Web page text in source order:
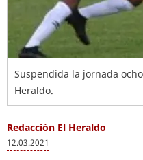
Suspendida la jornada
Heraldo.
Redacción El Heraldo
12.03.2021